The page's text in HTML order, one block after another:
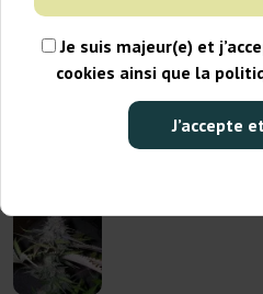
Je suis majeur(e) et
cookies ainsi que la
J’accepte